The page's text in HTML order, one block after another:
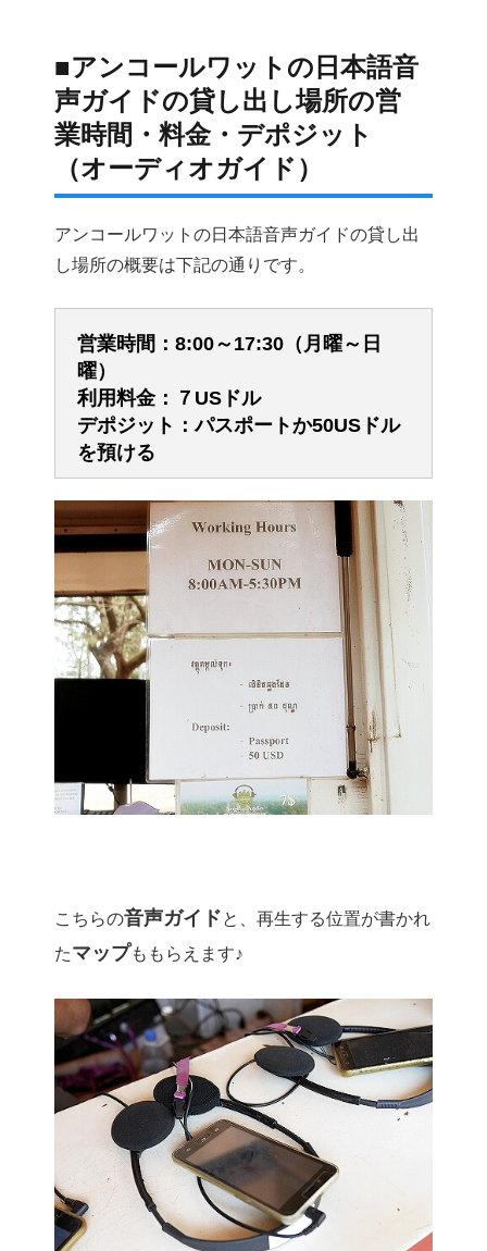
■アンコールワットの日本語音
声ガイドの貸し出し場所の営
業時間・料金・デポジット
（オーディオガイド）
アンコールワットの日本語音声ガイドの貸し出
し場所の概要は下記の通りです。
営業時間： 8:00～17:30（月曜～日
曜）
利用料金： ７USドル
デポジット：パスポートか50USドル
を預ける
こちらの音声ガイドと、再生する位置が書かれ
たマップももらえます♪